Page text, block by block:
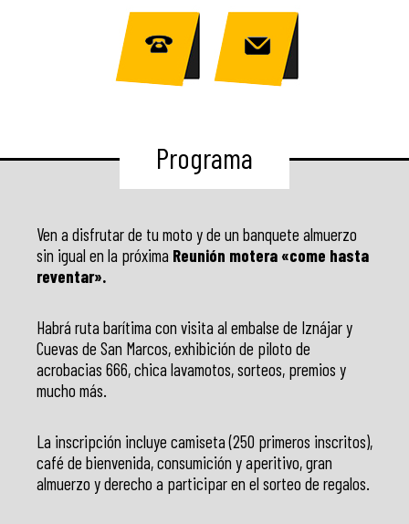
Programa
Ven a disfrutar de tu moto y de un banquete almuerzo
sin igual en la próxima Reunión motera «come hasta
reventar».
Habrá ruta barítima con visita al embalse de Iznájar y
Cuevas de San Marcos, exhibición de piloto de
acrobacias 666, chica lavamotos, sorteos, premios y
mucho más.
La inscripción incluye camiseta (250 primeros inscritos),
café de bienvenida, consumición y aperitivo, gran
almuerzo y derecho a participar en el sorteo de regalos.